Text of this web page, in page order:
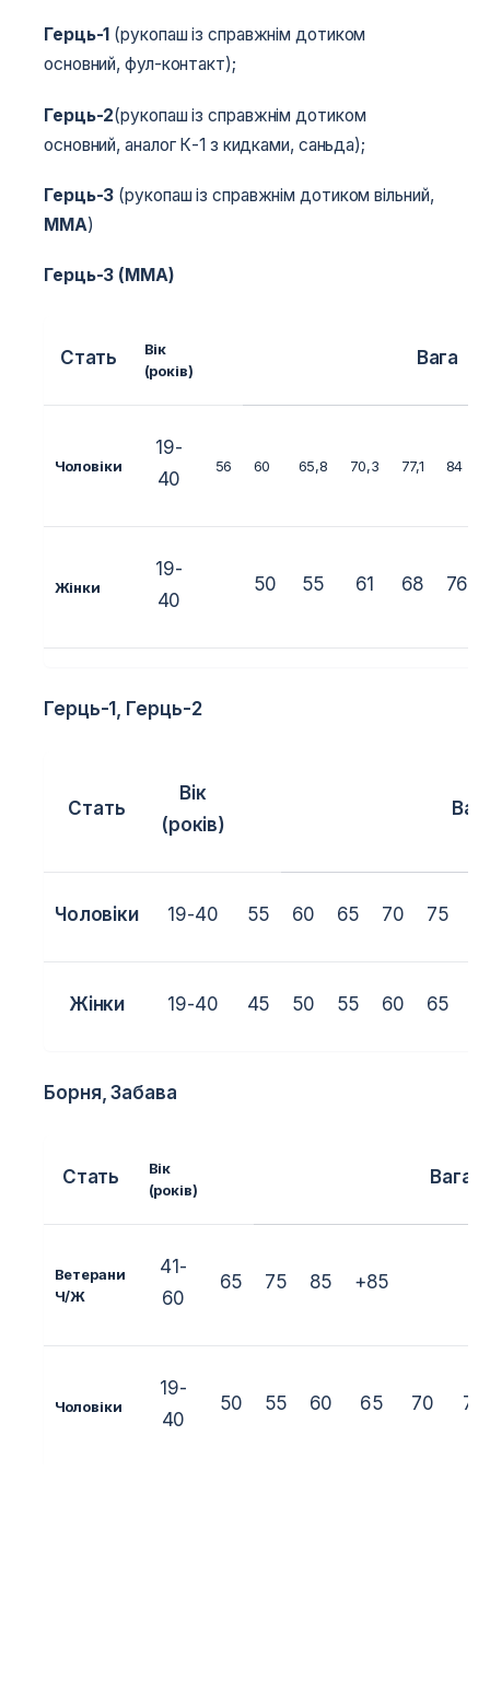
Герць-1 (рукопаш із справжнім дотиком
основний, фул-контакт);
Герць-2(рукопаш із справжнім дотиком
основний, аналог К-1 з кидками, саньда);
Герць-3 (рукопаш із справжнім дотиком вільний,
MMA)
Герць-3 (ММА)
Стать
Вік
(років)
Вага
Чоловіки
19-
40
56 60 65,8 70,3 77,1 84
Жінки
19-
40
50 55 61 68 76
Герць-1, Герць-2
Стать
Вік
(років)
Чоловіки 19-40 55 60 65 70 75
Жінки 19-40 45 50 55 60 65
Борня , Забава
Стать
Вік
(років)
Вага
Ветерани
Ч/Ж
41-
60
65 75 85 +85
Чоловіки
19-
40
50 55 60 65 70 75